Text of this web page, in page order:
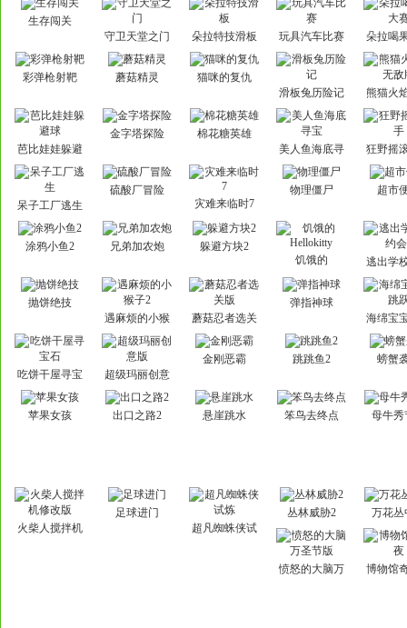
生存闯关
守卫天堂之门
朵拉特技滑板 玩具汽车比赛
朵拉喝
彩弹枪射靶 蘑菇精灵
猫咪的复仇
滑板兔历险记
熊猫火
芭比娃娃躲避
金字塔探险
棉花糖英雄
美人鱼海底寻
狂野摇
呆子工厂逃生
硫酸厂冒险
灾难来临时7
物理僵尸 超市
涂鸦小鱼2 兄弟加农炮
躲避方块2
饥饿的
逃出学
抛饼绝技
遇麻烦的小猴
蘑菇忍者选关
弹指神球
海绵宝
吃饼干屋寻宝
超级玛丽创意
金刚恶霸 跳跳鱼2 螃蟹
苹果女孩 出口之路2 悬崖跳水 笨鸟去终点 母牛秀
火柴人搅拌机
足球进门
超凡蜘蛛侠试
丛林威胁2 万花丛
愤怒的大脑万
博物馆